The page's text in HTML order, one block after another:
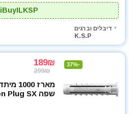
iBuyILKSP
דיבלים וברגים
K.S.P
-37%
189₪
299₪
שפה Fischer Expansion Plug SX